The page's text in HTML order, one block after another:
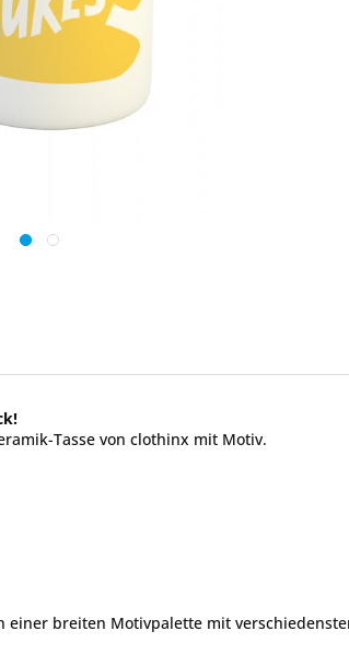
Tasse von clothinx mit Motiv.
breiten Motivpalette mit